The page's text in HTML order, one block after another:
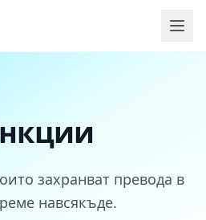
захранват превода в
навсякъде.